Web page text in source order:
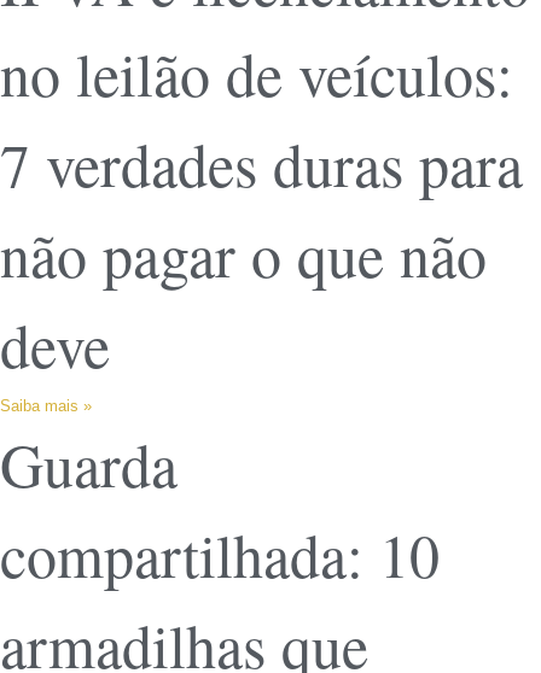
no leilão de veículos:
7 verdades duras para
não pagar o que não
deve
Saiba mais »
Guarda
compartilhada: 10
armadilhas que